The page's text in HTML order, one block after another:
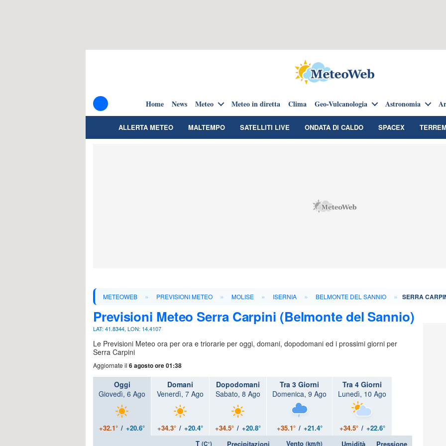
Home News Meteo Meteo in diretta Clima Geo-Vulcanologia Astronomia
ALLERTA METEO MALTEMPO SATELLITI LIVE ONDATA DI CALDO SPACEX
METEOWEB » PREVISIONI METEO » MOLISE » ISERNIA » BELMONTE DEL SANNIO » SERRA
Previsioni Meteo Serra Carpini (Belmonte del Sannio)
LAT: 41.8344, LON: 14.4107
Le Previsioni Meteo ora per ora e triorarie per oggi, domani, dopodomani ed i prossimi giorni per
Serra Carpini
Aggiornate il 6 agosto ore 01:38
Oggi
Giovedì, 6 Ago
+32.1° / +20.6°
Domani
Venerdì, 7 Ago
+34.3° / +20.4°
Dopodomani
Sabato, 8 Ago
+34.5° / +20.8°
Tra 3 Giorni
Domenica, 9 Ago
+35.1° / +21.4°
Tra 4 Giorni
Lunedì, 10 Ago
+34.5° / +22.6°
T (C°) Precipitazioni Vento (km/h) Umidità Pressione